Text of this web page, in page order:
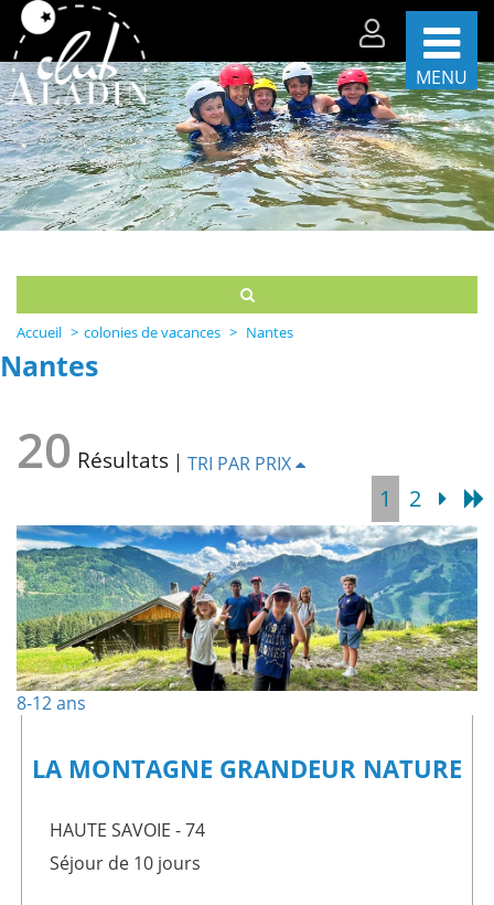
Les
séjours
par
période
séjours
thèmes
vie
centres
Partenaires
d’entreprise
Nous
recrutons
Télécharger
votre
brochure
MENU
Accueil colonies de vacances Nantes
Nantes
20 Résultats | TRI PAR PRIX
1 2
8-12 ans
LA MONTAGNE GRANDEUR NATURE
HAUTE SAVOIE - 74
Séjour de 10 jours